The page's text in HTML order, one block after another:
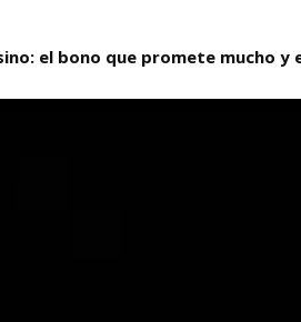
el bono que promete mucho y